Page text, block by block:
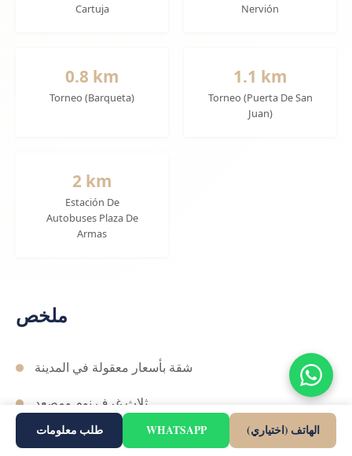
Cartuja Nervión
0.8 km
Torneo (Barqueta)
1.1 km
Torneo (Puerta De San
Juan)
2 km
Estación De
Autobuses Plaza De
Armas
ملخص
شقة بأسعار معقولة في المدينة
ثلاث غرف نوم ومصعد
بالقرب من الشواطئ والخدمات
طلب معلومات WHATSAPP الهاتف (اختياري)